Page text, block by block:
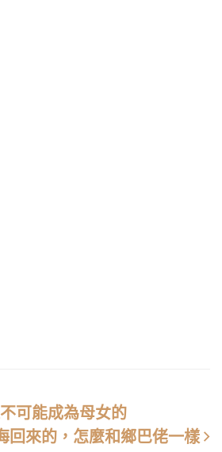
可能成為母女的
回來的，怎麼和鄉巴佬一樣